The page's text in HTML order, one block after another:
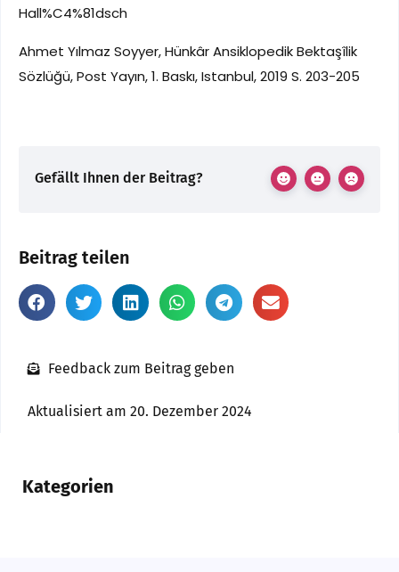
Kategorien
Hall%C4%81dsch
Ahmet Yılmaz Soyyer, Hünkâr Ansiklopedik Bektaşîlik
Sözlüğü, Post Yayın, 1. Baskı, Istanbul, 2019 S. 203-205
Gefällt Ihnen der Beitrag?
Beitrag teilen
Feedback zum Beitrag geben
Aktualisiert am 20. Dezember 2024